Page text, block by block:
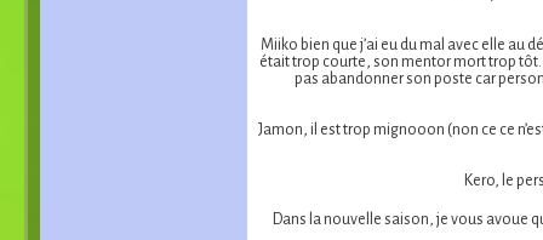
Miiko bien que j’ai eu du mal avec elle au
était trop courte, son mentor mort trop tôt.
pas abandonner son poste car
Jamon, il est trop mignooon (non ce ce
Kero, le
Dans la nouvelle saison, je vous avoue